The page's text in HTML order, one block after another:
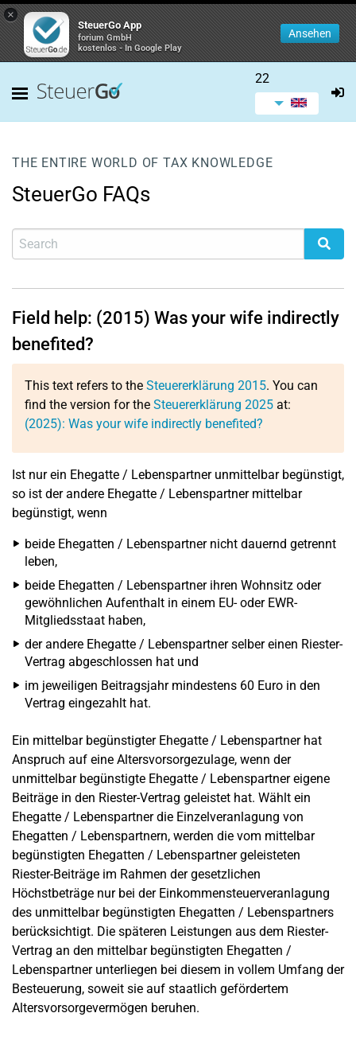
×
SteuerGo App
forium GmbH
kostenlos - In Google Play
Ansehen
22
THE ENTIRE WORLD OF TAX KNOWLEDGE
SteuerGo FAQs
Field help: (2015) Was your wife indirectly
benefited?
This text refers to the Steuererklärung 2015. You can
find the version for the Steuererklärung 2025 at:
(2025): Was your wife indirectly benefited?
Ist nur ein Ehegatte / Lebenspartner unmittelbar begünstigt,
so ist der andere Ehegatte / Lebenspartner mittelbar
begünstigt, wenn
beide Ehegatten / Lebenspartner nicht dauernd getrennt
leben,
beide Ehegatten / Lebenspartner ihren Wohnsitz oder
gewöhnlichen Aufenthalt in einem EU- oder EWR-
Mitgliedsstaat haben,
der andere Ehegatte / Lebenspartner selber einen Riester-
Vertrag abgeschlossen hat und
im jeweiligen Beitragsjahr mindestens 60 Euro in den
Vertrag eingezahlt hat.
Ein mittelbar begünstigter Ehegatte / Lebenspartner hat
Anspruch auf eine Altersvorsorgezulage, wenn der
unmittelbar begünstigte Ehegatte / Lebenspartner eigene
Beiträge in den Riester-Vertrag geleistet hat. Wählt ein
Ehegatte / Lebenspartner die Einzelveranlagung von
Ehegatten / Lebenspartnern, werden die vom mittelbar
begünstigten Ehegatten / Lebenspartner geleisteten
Riester-Beiträge im Rahmen der gesetzlichen
Höchstbeträge nur bei der Einkommensteuerveranlagung
des unmittelbar begünstigten Ehegatten / Lebenspartners
berücksichtigt. Die späteren Leistungen aus dem Riester-
Vertrag an den mittelbar begünstigten Ehegatten /
Lebenspartner unterliegen bei diesem in vollem Umfang der
Besteuerung, soweit sie auf staatlich gefördertem
Altersvorsorgevermögen beruhen.